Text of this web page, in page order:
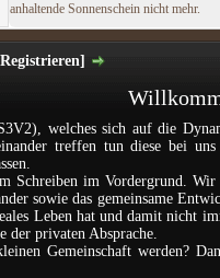
anhaltende Sonnenschein nicht mehr.
welches sich auf die
treffen tun diese bei
Schreiben im Vordergrund. Wir
sowie das gemeinsame
Leben hat und damit nicht
der privaten Absprache.
Gemeinschaft werden?